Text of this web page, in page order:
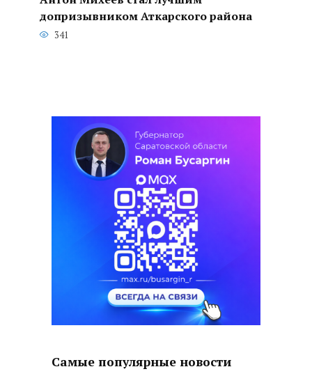
допризывником Аткарского района
341
Самые популярные новости